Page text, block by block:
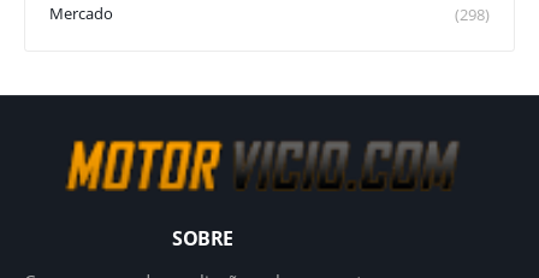
Mercado
(298)
SOBRE